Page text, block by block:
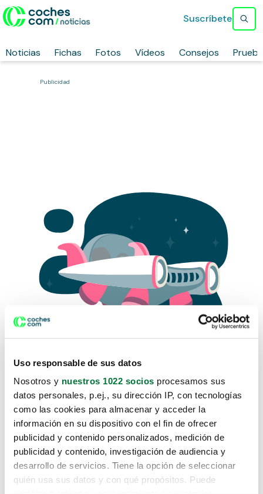
Uso responsable de sus datos
Nosotros y nuestros 1022 socios procesamos sus
datos personales, p.ej., su dirección IP, con tecnologías
como las cookies para almacenar y acceder la
información en su dispositivo con el fin de ofrecer
publicidad y contenido personalizados, medición de
publicidad y contenido, investigación de audiencia y
desarrollo de servicios. Tiene la opción de seleccionar
quién usa sus datos y con qué propósitos. Puede
Noticias Fichas Fotos Vídeos Consejos
Suscríbete
Publicidad
Lo sentimos, no sabemos como
te hemos traido hasta aquí.
Pero puedes encontrar el coche que estás
buscando en alguno de estos enlaces: